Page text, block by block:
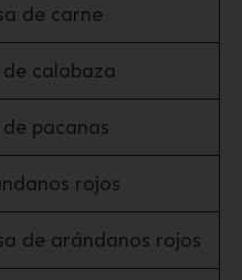
de carne
calabaza
pacanas
rojos
de arándanos rojos